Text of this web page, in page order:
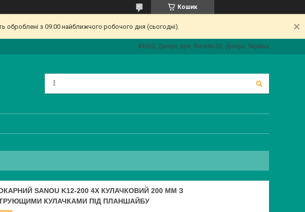
Кошик
оброблені з 09:00 найближчого робочого дня (сьогодні).
49000, Дніпро, вул. Янгеля 30, Дніпро, Україна
SANOU K12-200 4Х КУЛАЧКОВИЙ 200 ММ З
КУЛАЧКАМИ ПІД ПЛАНШАЙБУ